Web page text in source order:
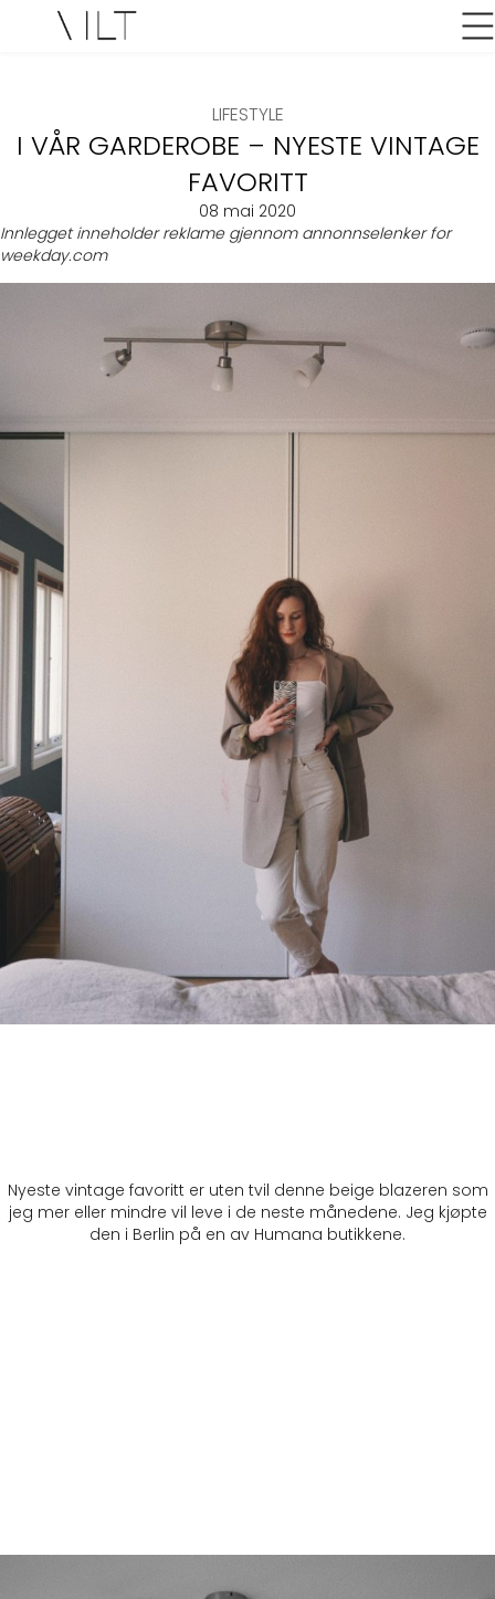
LIFESTYLE
I VÅR GARDEROBE – NYESTE VINTAGE
FAVORITT
08 mai 2020
Innlegget inneholder reklame gjennom annonnselenker for
weekday.com
Nyeste vintage favoritt er uten tvil denne beige blazeren som
jeg mer eller mindre vil leve i de neste månedene. Jeg kjøpte
den i Berlin på en av Humana butikkene.